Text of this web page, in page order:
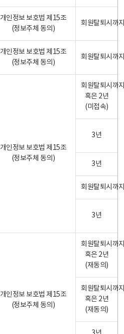
개인정보 보호법 제15조
(정보주체 동의)
회원탈퇴시까
개인정보 보호법 제15조
(정보주체 동의)
회원탈퇴시까
개인정보 보호법 제15조
(정보주체 동의)
회원탈퇴시까
혹은 2년
(미접속)
3년
3년
회원탈퇴시까
3년
개인정보 보호법 제15조
(정보주체 동의)
회원탈퇴시까
혹은 2년
(재동의)
회원탈퇴시까
혹은 2년
(재동의)